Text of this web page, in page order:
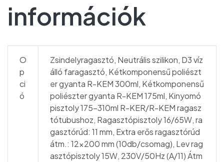
információk
O
p
ci
ó
Zsindelyragasztó, Neutrális szilikon, D3 víz
álló faragasztó, Kétkomponensű poliészt
er gyanta R-KEM 300ml, Kétkomponensű
poliészter gyanta R-KEM 175ml, Kinyomó
pisztoly 175-310ml R-KER/R-KEM ragasz
tótubushoz, Ragasztópisztoly 16/65W, ra
gasztórúd: 11 mm, Extra erős ragasztórúd
átm.: 12×200 mm (10db/csomag), Lev rag
asztópisztoly 15W, 230V/50Hz (A/11) Átm